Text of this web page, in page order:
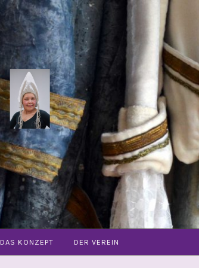
COMMUNITY
OPER
FREIBURG
E.V.
DAS KONZEPT DER VEREIN